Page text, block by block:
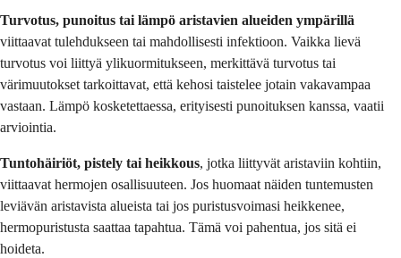
Turvotus, punoitus tai lämpö aristavien alueiden ympärillä
viittaavat tulehdukseen tai mahdollisesti infektioon. Vaikka lievä
turvotus voi liittyä ylikuormitukseen, merkittävä turvotus tai
värimuutokset tarkoittavat, että kehosi taistelee jotain vakavampaa
vastaan. Lämpö kosketettaessa, erityisesti punoituksen kanssa, vaatii
arviointia.
Tuntohäiriöt, pistely tai heikkous, jotka liittyvät aristaviin kohtiin,
viittaavat hermojen osallisuuteen. Jos huomaat näiden tuntemusten
leviävän aristavista alueista tai jos puristusvoimasi heikkenee,
hermopuristusta saattaa tapahtua. Tämä voi pahentua, jos sitä ei
hoideta.